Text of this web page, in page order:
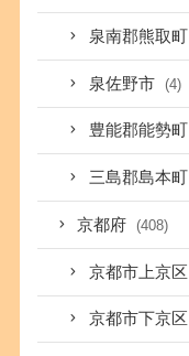
泉南郡熊取町
泉佐野市 (4)
豊能郡能勢町
三島郡島本町
京都府 (408)
京都市上京区
京都市下京区